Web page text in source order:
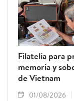
Filatelia para
memoria y
de Vietnam
01/08/2026